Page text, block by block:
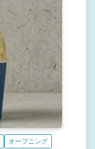
オープニング